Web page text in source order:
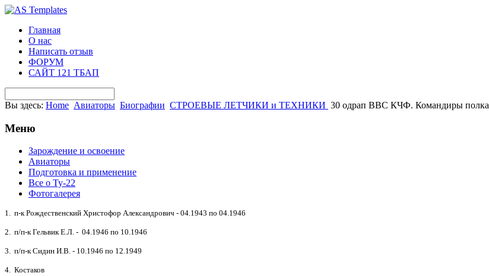
Главная
О нас
Написать отзыв
ФОРУМ
САЙТ 121 ТБАП
Вы здесь: Home Авиаторы Биографии СТРОЕВЫЕ ЛЕТЧИКИ и ТЕХНИКИ 30 одрап ВВС КЧФ. Командиры полка
Меню
Зарождение и освоение
Авиаторы
Подготовка и применение
Все о Ту-22
Фотогалерея
1. п-к Рождественский Христофор Александрович - 04.1943 по 04.1946
2. п/п-к Гельвик Е.Л. - 04.1946 по 10.1946
3. п/п-к Сидин И.В. - 10.1946 по 12.1949
4. Костаков